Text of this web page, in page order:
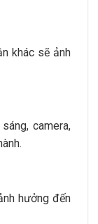
khác sẽ ảnh
camera,
hưởng đến